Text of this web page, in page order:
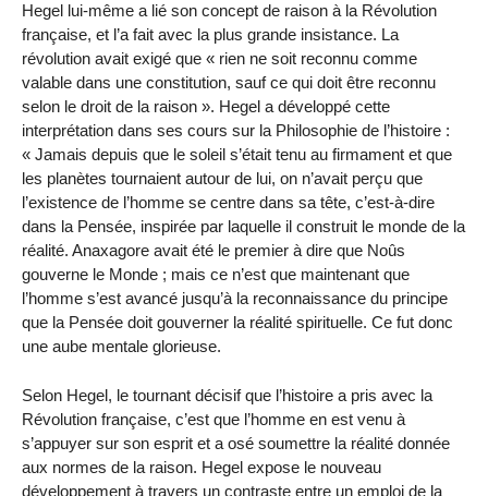
Hegel lui-même a lié son concept de raison à la Révolution
française, et l’a fait avec la plus grande insistance. La
révolution avait exigé que « rien ne soit reconnu comme
valable dans une constitution, sauf ce qui doit être reconnu
selon le droit de la raison ». Hegel a développé cette
interprétation dans ses cours sur la Philosophie de l’histoire :
« Jamais depuis que le soleil s’était tenu au firmament et que
les planètes tournaient autour de lui, on n’avait perçu que
l’existence de l’homme se centre dans sa tête, c’est-à-dire
dans la Pensée, inspirée par laquelle il construit le monde de la
réalité. Anaxagore avait été le premier à dire que Noûs
gouverne le Monde ; mais ce n’est que maintenant que
l’homme s’est avancé jusqu’à la reconnaissance du principe
que la Pensée doit gouverner la réalité spirituelle. Ce fut donc
une aube mentale glorieuse.
Selon Hegel, le tournant décisif que l’histoire a pris avec la
Révolution française, c’est que l’homme en est venu à
s’appuyer sur son esprit et a osé soumettre la réalité donnée
aux normes de la raison. Hegel expose le nouveau
développement à travers un contraste entre un emploi de la